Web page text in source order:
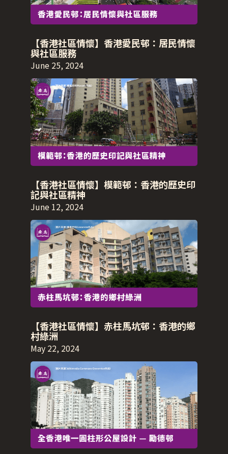
【香港社區情懷】香港愛民邨：居民情懷
與社區服務
June 25, 2024
【香港社區情懷】模範邨：香港的歷史印
記與社區精神
June 12, 2024
【香港社區情懷】赤柱馬坑邨：香港的鄉
村綠洲
May 22, 2024